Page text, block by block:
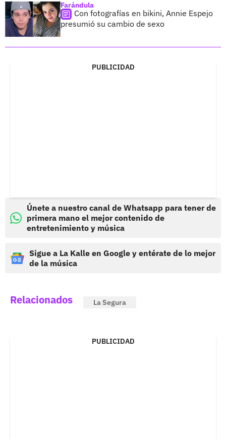
Farándula
Con fotografías en bikini, Annie Espejo
presumió su cambio de sexo
PUBLICIDAD
Únete a nuestro canal de Whatsapp para tener de
primera mano el mejor contenido de
entretenimiento y música
Sigue a La Kalle en Google y entérate de lo mejor
de la música
Relacionados La Segura
PUBLICIDAD